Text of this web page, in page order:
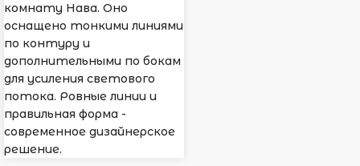
комнату Нава. Оно
оснащено тонкими линиями
по контуру и
дополнительными по бокам
для усиления светового
потока. Ровные линии и
правильная форма -
современное дизайнерское
решение.